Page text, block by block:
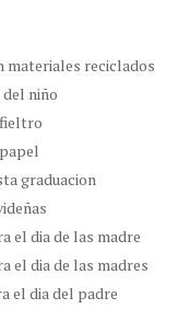
materiales reciclados
niño
graduacion
el dia de las madre
el dia de las madres
el dia del padre